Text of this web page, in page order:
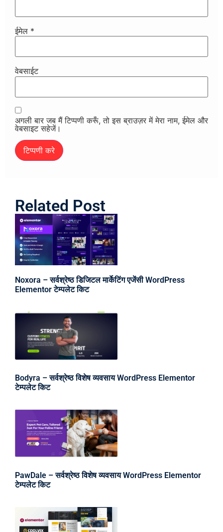
ईमेल *
वेबसाईट
अगली बार जब मैं टिप्पणी करूँ, तो इस ब्राउज़र में मेरा नाम, ईमेल और
वेबसाइट सहेजें।
Related Post
Noxora – सर्वश्रेष्ठ डिजिटल मार्केटिंग एजेंसी WordPress
Elementor टेम्पलेट किट
Bodyra – सर्वश्रेष्ठ विशेष व्यवसाय WordPress Elementor
टेम्पलेट किट
PawDale – सर्वश्रेष्ठ विशेष व्यवसाय WordPress Elementor
टेम्पलेट किट